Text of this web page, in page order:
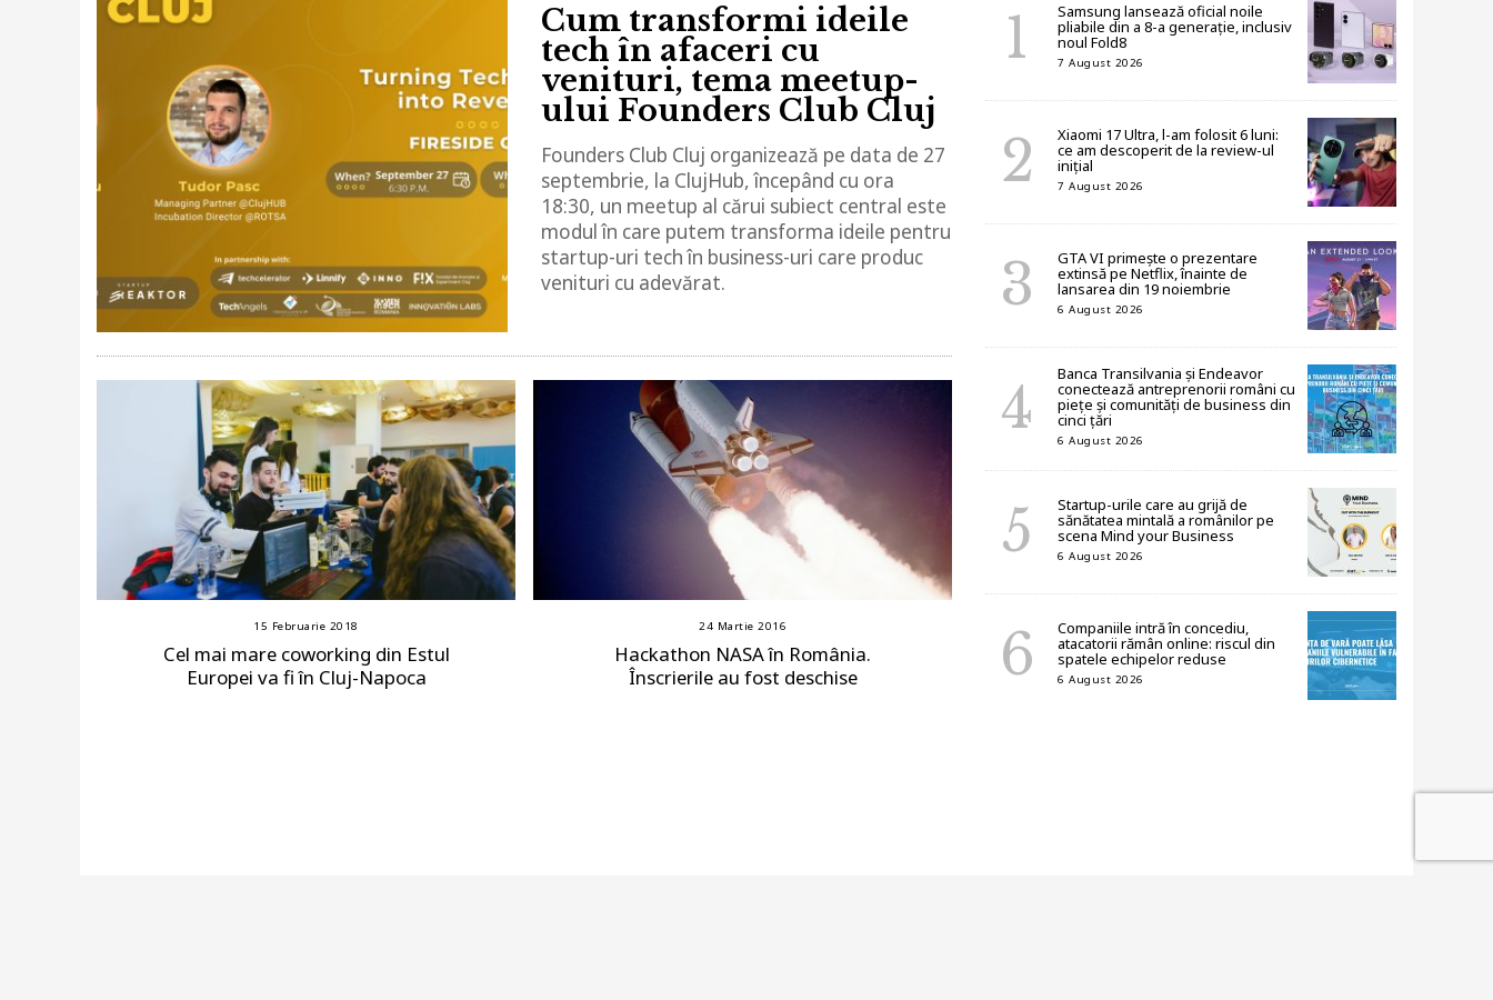
Cum transformi ideile
tech în afaceri cu
venituri, tema meetup-
ului Founders Club Cluj
Founders Club Cluj organizează pe data de 27
septembrie, la ClujHub, începând cu ora
18:30, un meetup al cărui subiect central este
modul în care putem transforma ideile pentru
startup-uri tech în business-uri care produc
venituri cu adevărat.
15 Februarie 2018
Cel mai mare coworking din Estul
Europei va fi în Cluj-Napoca
24 Martie 2016
Hackathon NASA în România.
Înscrierile au fost deschise
Samsung lansează oficial noile
pliabile din a 8-a generație, inclusiv
noul Fold8
7 August 2026
Xiaomi 17 Ultra, l-am folosit 6 luni:
ce am descoperit de la review-ul
inițial
7 August 2026
GTA VI primește o prezentare
extinsă pe Netflix, înainte de
lansarea din 19 noiembrie
6 August 2026
Banca Transilvania și Endeavor
conectează antreprenorii români cu
piețe și comunități de business din
cinci țări
6 August 2026
Startup-urile care au grijă de
sănătatea mintală a românilor pe
scena Mind your Business
6 August 2026
Companiile intră în concediu,
atacatorii rămân online: riscul din
spatele echipelor reduse
6 August 2026